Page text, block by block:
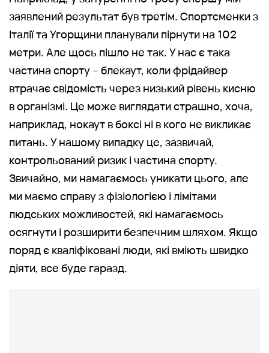
заявлений результат був третім. Спортсменки з
Італії та Угорщини планували пірнути на 102
метри. Але щось пішло не так. У нас є така
частина спорту – блекаут, коли фрідайвер
втрачає свідомість через низький рівень кисню
в організмі. Це може виглядати страшно, хоча,
наприклад, нокаут в боксі ні в кого не викликає
питань. У нашому випадку це, зазвичай,
контрольований ризик і частина спорту.
Звичайно, ми намагаємось уникати цього, але
ми маємо справу з фізіологією і лімітами
людських можливостей, які намагаємось
осягнути і розширити безпечним шляхом. Якщо
поряд є кваліфіковані люди, які вміють швидко
діяти, все буде гаразд.